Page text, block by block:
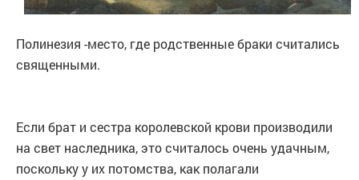
Полинезия -место, где родственные браки считались
священными.
Если брат и сестра королевской крови производили
на свет наследника, это считалось очень удачным,
поскольку у их потомства, как полагали